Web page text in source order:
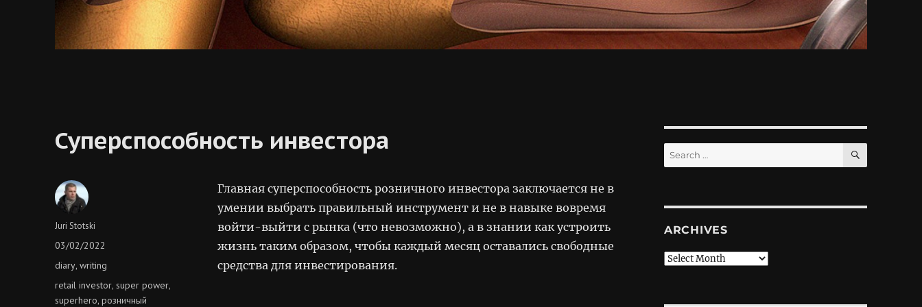
Суперспособность инвестора
Главная суперспособность розничного инвестора заключается не в
умении выбрать правильный инструмент и не в навыке вовремя
войти-выйти с рынка (что невозможно), а в знании как устроить
жизнь таким образом, чтобы каждый месяц оставались свободные
средства для инвестирования.
Author
Juri Stotski
Posted
03/02/2022
Categories
diary,writing
Tags
retail investor, super power,
superhero,розничный
Search
for:
SEARCH
ARCHIVES
Archives